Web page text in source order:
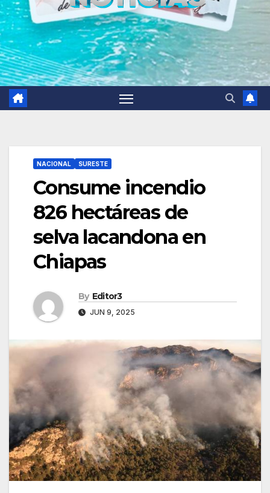
NACIONAL SURESTE
Consume incendio
826 hectáreas de
selva lacandona en
Chiapas
By Editor3
JUN 9, 2025